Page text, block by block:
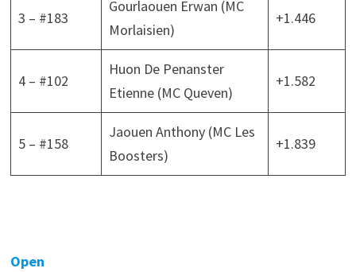
3 – #183
Gourlaouen Erwan (MC
Morlaisien)
+1.446
4 – #102
Huon De Penanster
Etienne (MC Queven)
+1.582
5 – #158
Jaouen Anthony (MC Les
Boosters)
+1.839
Open